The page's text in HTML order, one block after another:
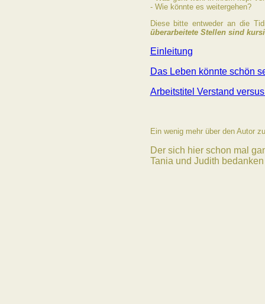
- Wie könnte es weitergehen?
Diese bitte entweder an die
überarbeitete Stellen sind
Einleitung
Das Leben könnte schön
Arbeitstitel Verstand
Ein wenig mehr über den Autor
Der sich hier schon mal
Tania und Judith